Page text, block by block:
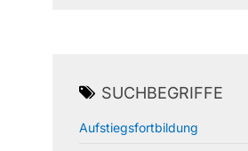
SUCHBEGRIFFE
Aufstiegsfortbildung